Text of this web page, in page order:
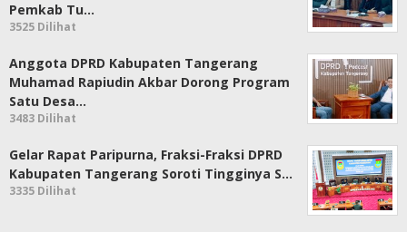
Pemkab Tu…
3525 Dilihat
Anggota DPRD Kabupaten Tangerang
Muhamad Rapiudin Akbar Dorong Program
Satu Desa…
3483 Dilihat
Gelar Rapat Paripurna, Fraksi-Fraksi DPRD
Kabupaten Tangerang Soroti Tingginya S…
3335 Dilihat